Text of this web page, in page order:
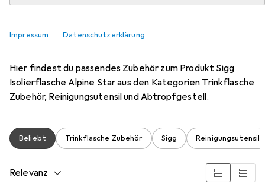
Impressum Datenschutzerklärung
Alpine Star
Hier findest du passendes Zubehör zum Produkt Sigg
Isolierflasche Alpine Star aus den Kategorien Trinkflasche
Zubehör, Reinigungsutensil und Abtropfgestell.
Beliebt Trinkflasche Zubehör Sigg Reinigungsutensil
Relevanz